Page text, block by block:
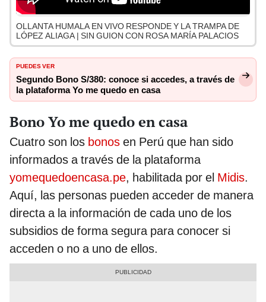
OLLANTA HUMALA EN VIVO RESPONDE Y LA TRAMPA DE
LÓPEZ ALIAGA | SIN GUION CON ROSA MARÍA PALACIOS
PUEDES VER
Segundo Bono S/380: conoce si accedes, a través de
la plataforma Yo me quedo en casa
Bono Yo me quedo en casa
Cuatro son los bonos en Perú que han sido
informados a través de la plataforma
yomequedoencasa.pe, habilitada por el Midis.
Aquí, las personas pueden acceder de manera
directa a la información de cada uno de los
subsidios de forma segura para conocer si
acceden o no a uno de ellos.